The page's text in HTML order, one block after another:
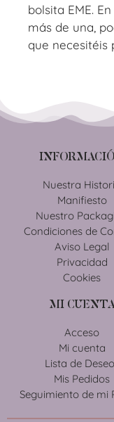
bolsita EME.
más de una,
que necesitéis
Nuestra
Manifiesto
Nuestro
Condiciones de
Aviso Legal
Privacidad
Cookies
MI
Acceso
Mi cuenta
Lista de
Mis Pedidos
Seguimiento de mi